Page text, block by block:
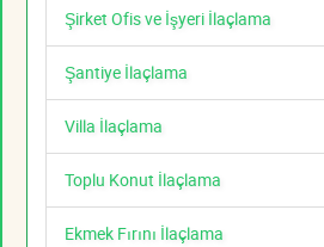
Şirket Ofis ve İşyeri İlaçlama
Şantiye İlaçlama
Villa İlaçlama
Toplu Konut İlaçlama
Ekmek Fırını İlaçlama